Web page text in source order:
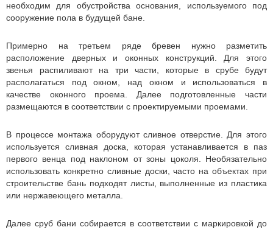
необходим для обустройства основания, используемого под
сооружение пола в будущей бане.
Примерно на третьем ряде бревен нужно разметить
расположение дверных и оконных конструкций. Для этого
звенья распиливают на три части, которые в срубе будут
располагаться под окном, над окном и использоваться в
качестве оконного проема. Далее подготовленные части
размещаются в соответствии с проектируемыми проемами.
В процессе монтажа оборудуют сливное отверстие. Для этого
используется сливная доска, которая устанавливается в паз
первого венца под наклоном от зоны цоколя. Необязательно
использовать конкретно сливные доски, часто на объектах при
строительстве бань подходят листы, выполненные из пластика
или нержавеющего металла.
Далее сруб бани собирается в соответствии с маркировкой до